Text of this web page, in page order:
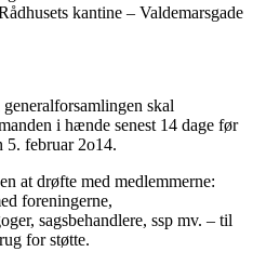
kantine – Valdemarsgade
skal
i hænde senest 14 dage før
5. februar 2o14.
at drøfte med medlemmerne:
foreningerne,
sagsbehandlere, ssp mv. – til
for støtte.